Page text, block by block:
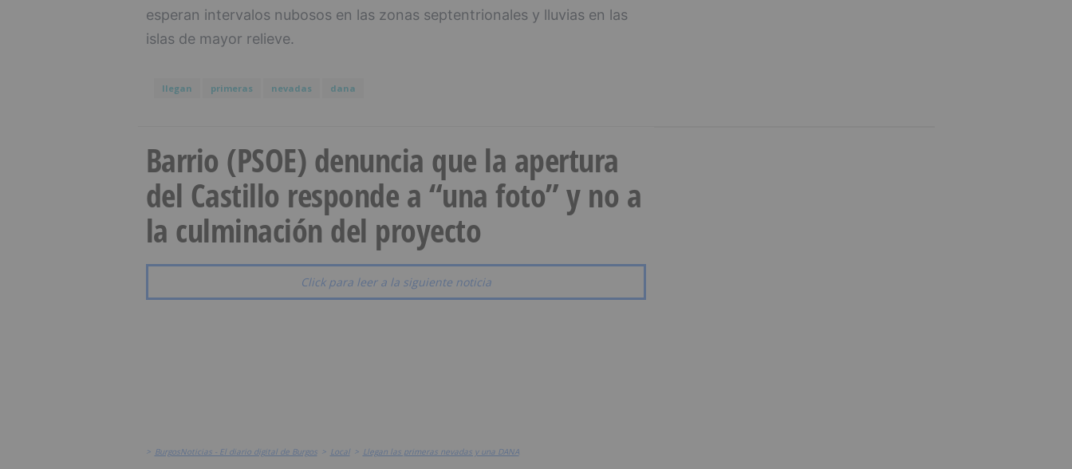
esperan intervalos nubosos en las zonas septentrionales y lluvias en las
islas de mayor relieve.
llegan primeras nevadas dana
Barrio (PSOE) denuncia que la apertura
del Castillo responde a “una foto” y no a
la culminación del proyecto
Click para leer a la siguiente noticia
> BurgosNoticias - El diario digital de Burgos > Local > Llegan las primeras nevadas y una DANA